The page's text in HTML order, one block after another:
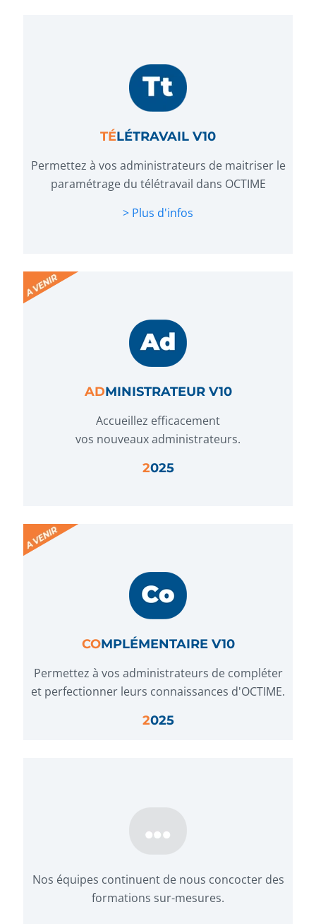
TÉLÉTRAVAIL V10
Permettez à vos administrateurs de maitriser le
paramétrage du télétravail dans OCTIME
> Plus d'infos
ADMINISTRATEUR V10
Accueillez efficacement
vos nouveaux administrateurs.
2025
COMPLÉMENTAIRE V10
Permettez à vos administrateurs de compléter
et perfectionner leurs connaissances d'OCTIME.
2025
Nos équipes continuent de nous concocter des
formations sur-mesures.